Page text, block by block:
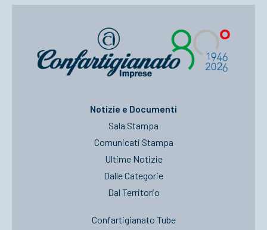
Notizie e Documenti
Sala Stampa
Comunicati Stampa
Ultime Notizie
Dalle Categorie
Dal Territorio
Confartigianato Tube